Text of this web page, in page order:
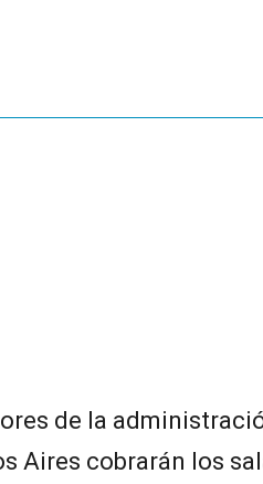
de la
Aires cobrarán los